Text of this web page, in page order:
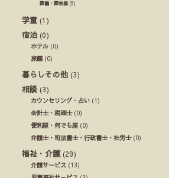
葬儀・葬祭業 (9)
学童 (1)
宿泊 (0)
ホテル (0)
旅館 (0)
暮らしその他 (3)
相談 (3)
カウンセリング・占い (1)
会計士・税理士(0)
便利屋・何でも屋 (0)
弁護士・司法書士・行政書士・社労士(0)
福祉・介護(29)
介護サービス (13)